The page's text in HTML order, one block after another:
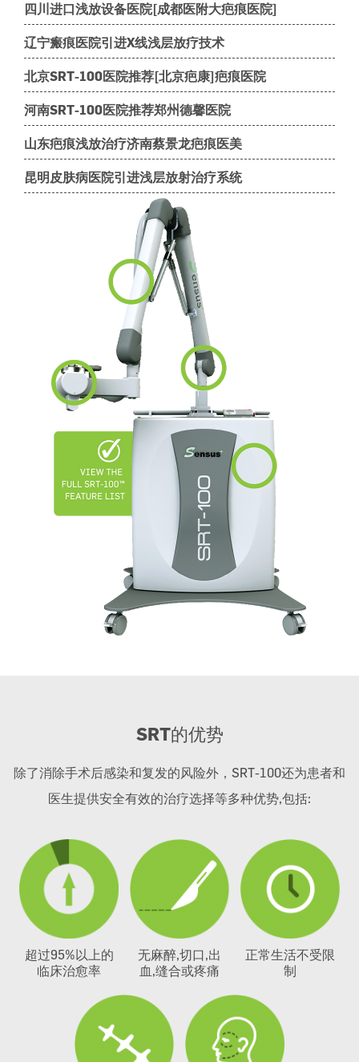
四川进口浅放设备医院[成都医附大疤痕医院]
辽宁瘢痕医院引进X线浅层放疗技术
北京SRT-100医院推荐[北京疤康]疤痕医院
河南SRT-100医院推荐郑州德馨医院
山东疤痕浅放治疗济南蔡景龙疤痕医美
昆明皮肤病医院引进浅层放射治疗系统
SRT的优势
除了消除手术后感染和复发的风险外，SRT-100还为患者和
医生提供安全有效的治疗选择等多种优势,包括:
超过95%以上的
临床治愈率
无麻醉,切口,出
血,缝合或疼痛
正常生活不受限
制